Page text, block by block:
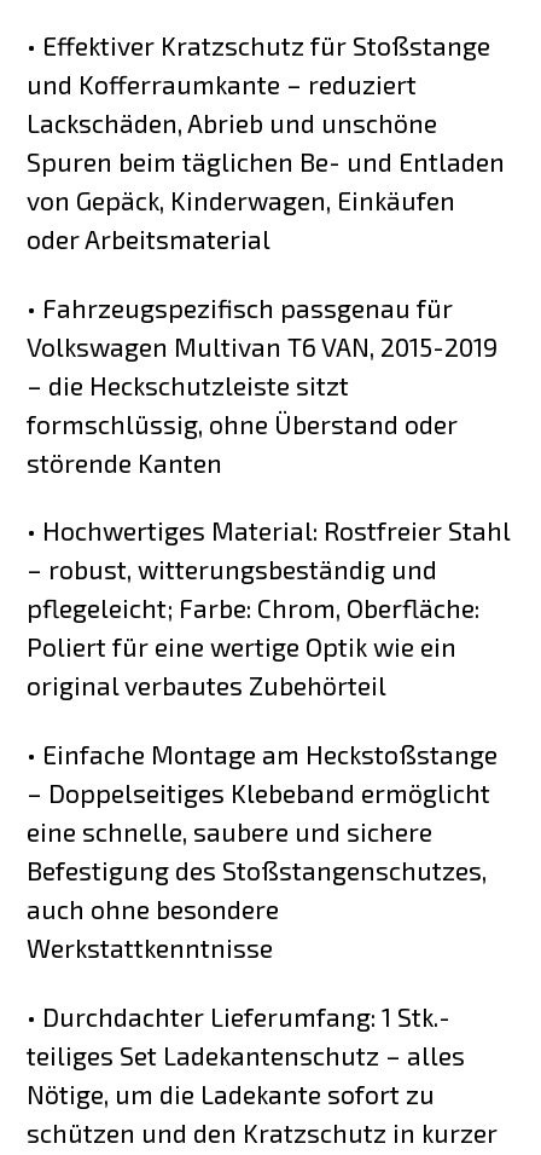
• Effektiver Kratzschutz für Stoßstange
und Kofferraumkante – reduziert
Lackschäden, Abrieb und unschöne
Spuren beim täglichen Be- und Entladen
von Gepäck, Kinderwagen, Einkäufen
oder Arbeitsmaterial
• Fahrzeugspezifisch passgenau für
Volkswagen Multivan T6 VAN, 2015-2019
– die Heckschutzleiste sitzt
formschlüssig, ohne Überstand oder
störende Kanten
• Hochwertiges Material: Rostfreier Stahl
– robust, witterungsbeständig und
pflegeleicht; Farbe: Chrom, Oberfläche:
Poliert für eine wertige Optik wie ein
original verbautes Zubehörteil
• Einfache Montage am Heckstoßstange
– Doppelseitiges Klebeband ermöglicht
eine schnelle, saubere und sichere
Befestigung des Stoßstangenschutzes,
auch ohne besondere
Werkstattkenntnisse
• Durchdachter Lieferumfang: 1 Stk.-
teiliges Set Ladekantenschutz – alles
Nötige, um die Ladekante sofort zu
schützen und den Kratzschutz in kurzer